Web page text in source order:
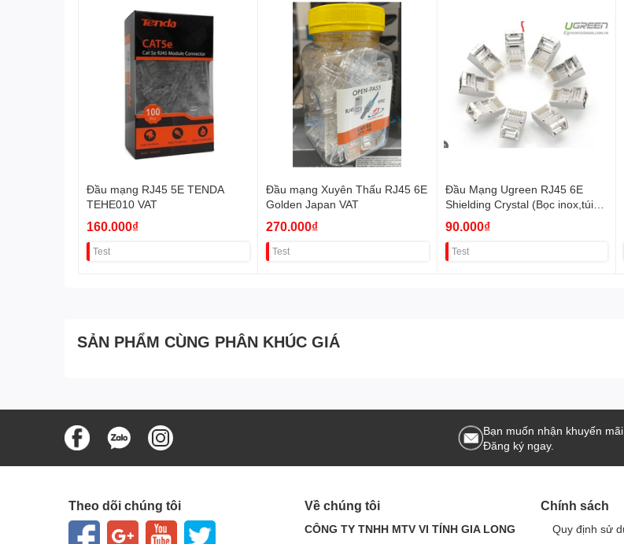
Đầu mạng RJ45 5E TENDA
TEHE010 VAT
160.000₫
Test
Đầu mạng Xuyên Thấu RJ45 6E
Golden Japan VAT
270.000₫
Test
Đầu Mạng Ugreen RJ45 6E
Shielding Crystal (Bọc inox,túi
10c) 20333 VAT
90.000₫
Test
SẢN PHẨM CÙNG PHÂN KHÚC GIÁ
Bạn muốn nhận khuyến
Đăng ký ngay.
Theo dõi chúng tôi Về chúng tôi
CÔNG TY TNHH MTV VI TÍNH GIA LONG
Chính sách
Quy định sử